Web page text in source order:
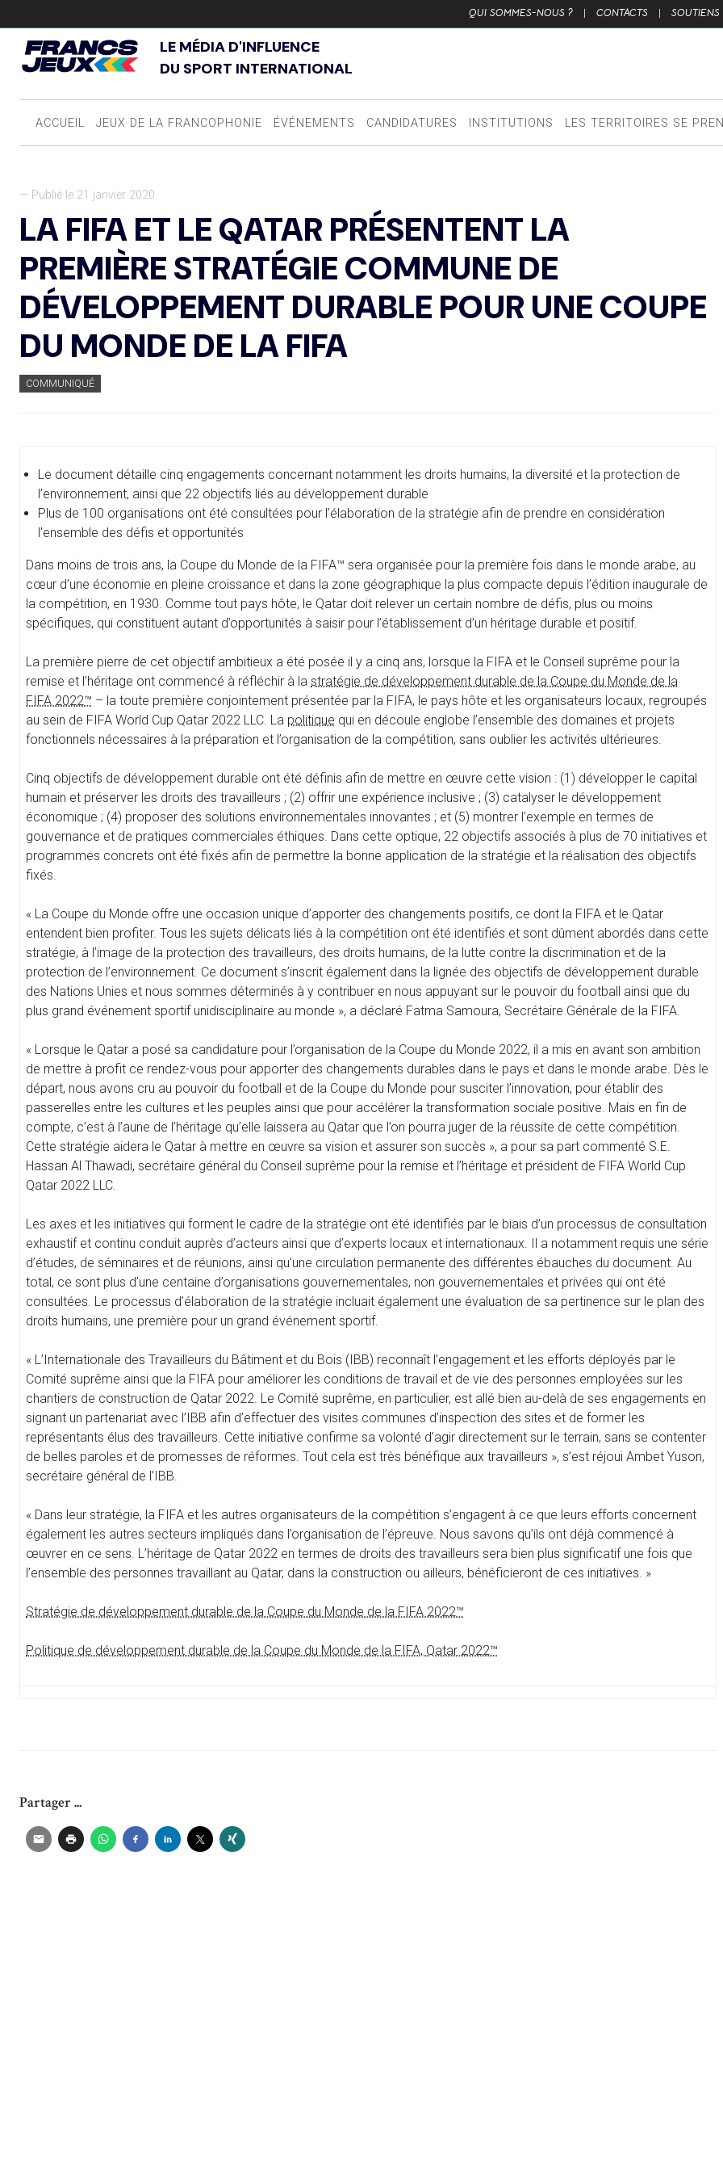
QUI SOMMES-NOUS ? | CONTACTS | SOUTIENS
LE MÉDIA D'INFLUENCE
DU SPORT INTERNATIONAL
ACCUEIL JEUX DE LA FRANCOPHONIE ÉVÉNEMENTS CANDIDATURES INSTITUTIONS LES TERRITOIRES SE
— Publié le 21 janvier 2020
LA FIFA ET LE QATAR PRÉSENTENT LA
PREMIÈRE STRATÉGIE COMMUNE DE
DÉVELOPPEMENT DURABLE POUR UNE COUPE
DU MONDE DE LA FIFA
COMMUNIQUÉ
Le document détaille cinq engagements concernant notamment les droits humains, la diversité et la protection de
l’environnement, ainsi que 22 objectifs liés au développement durable
Plus de 100 organisations ont été consultées pour l’élaboration de la stratégie afin de prendre en considération
l’ensemble des défis et opportunités
Dans moins de trois ans, la Coupe du Monde de la FIFA™ sera organisée pour la première fois dans le monde arabe, au
cœur d’une économie en pleine croissance et dans la zone géographique la plus compacte depuis l’édition inaugurale de
la compétition, en 1930. Comme tout pays hôte, le Qatar doit relever un certain nombre de défis, plus ou moins
spécifiques, qui constituent autant d’opportunités à saisir pour l’établissement d’un héritage durable et positif.
La première pierre de cet objectif ambitieux a été posée il y a cinq ans, lorsque la FIFA et le Conseil suprême pour la
remise et l’héritage ont commencé à réfléchir à la stratégie de développement durable de la Coupe du Monde de la
FIFA 2022™ – la toute première conjointement présentée par la FIFA, le pays hôte et les organisateurs locaux, regroupés
au sein de FIFA World Cup Qatar 2022 LLC. La politique qui en découle englobe l’ensemble des domaines et projets
fonctionnels nécessaires à la préparation et l’organisation de la compétition, sans oublier les activités ultérieures.
Cinq objectifs de développement durable ont été définis afin de mettre en œuvre cette vision : (1) développer le capital
humain et préserver les droits des travailleurs ; (2) offrir une expérience inclusive ; (3) catalyser le développement
économique ; (4) proposer des solutions environnementales innovantes ; et (5) montrer l’exemple en termes de
gouvernance et de pratiques commerciales éthiques. Dans cette optique, 22 objectifs associés à plus de 70 initiatives et
programmes concrets ont été fixés afin de permettre la bonne application de la stratégie et la réalisation des objectifs
fixés.
« La Coupe du Monde offre une occasion unique d’apporter des changements positifs, ce dont la FIFA et le Qatar
entendent bien profiter. Tous les sujets délicats liés à la compétition ont été identifiés et sont dûment abordés dans cette
stratégie, à l’image de la protection des travailleurs, des droits humains, de la lutte contre la discrimination et de la
protection de l’environnement. Ce document s’inscrit également dans la lignée des objectifs de développement durable
des Nations Unies et nous sommes déterminés à y contribuer en nous appuyant sur le pouvoir du football ainsi que du
plus grand événement sportif unidisciplinaire au monde », a déclaré Fatma Samoura, Secrétaire Générale de la FIFA.
« Lorsque le Qatar a posé sa candidature pour l’organisation de la Coupe du Monde 2022, il a mis en avant son ambition
de mettre à profit ce rendez-vous pour apporter des changements durables dans le pays et dans le monde arabe. Dès le
départ, nous avons cru au pouvoir du football et de la Coupe du Monde pour susciter l’innovation, pour établir des
passerelles entre les cultures et les peuples ainsi que pour accélérer la transformation sociale positive. Mais en fin de
compte, c’est à l’aune de l’héritage qu’elle laissera au Qatar que l’on pourra juger de la réussite de cette compétition.
Cette stratégie aidera le Qatar à mettre en œuvre sa vision et assurer son succès », a pour sa part commenté S.E.
Hassan Al Thawadi, secrétaire général du Conseil suprême pour la remise et l’héritage et président de FIFA World Cup
Qatar 2022 LLC.
Les axes et les initiatives qui forment le cadre de la stratégie ont été identifiés par le biais d’un processus de consultation
exhaustif et continu conduit auprès d’acteurs ainsi que d’experts locaux et internationaux. Il a notamment requis une série
d’études, de séminaires et de réunions, ainsi qu’une circulation permanente des différentes ébauches du document. Au
total, ce sont plus d’une centaine d’organisations gouvernementales, non gouvernementales et privées qui ont été
consultées. Le processus d’élaboration de la stratégie incluait également une évaluation de sa pertinence sur le plan des
droits humains, une première pour un grand événement sportif.
« L’Internationale des Travailleurs du Bâtiment et du Bois (IBB) reconnaît l’engagement et les efforts déployés par le
Comité suprême ainsi que la FIFA pour améliorer les conditions de travail et de vie des personnes employées sur les
chantiers de construction de Qatar 2022. Le Comité suprême, en particulier, est allé bien au-delà de ses engagements en
signant un partenariat avec l’IBB afin d’effectuer des visites communes d’inspection des sites et de former les
représentants élus des travailleurs. Cette initiative confirme sa volonté d’agir directement sur le terrain, sans se contenter
de belles paroles et de promesses de réformes. Tout cela est très bénéfique aux travailleurs », s’est réjoui Ambet Yuson,
secrétaire général de l’IBB.
« Dans leur stratégie, la FIFA et les autres organisateurs de la compétition s’engagent à ce que leurs efforts concernent
également les autres secteurs impliqués dans l’organisation de l’épreuve. Nous savons qu’ils ont déjà commencé à
œuvrer en ce sens. L’héritage de Qatar 2022 en termes de droits des travailleurs sera bien plus significatif une fois que
l’ensemble des personnes travaillant au Qatar, dans la construction ou ailleurs, bénéficieront de ces initiatives. »
Stratégie de développement durable de la Coupe du Monde de la FIFA 2022™
Politique de développement durable de la Coupe du Monde de la FIFA, Qatar 2022™
Partager ...